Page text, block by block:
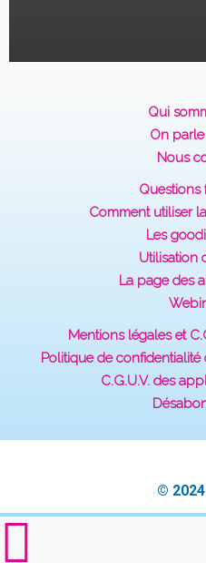
Qui
On
Nous
Questions
Comment utiliser
Les
Utilisation
La page des
Mentions légales et
Politique de
C.G.U.V. des
· © 2024